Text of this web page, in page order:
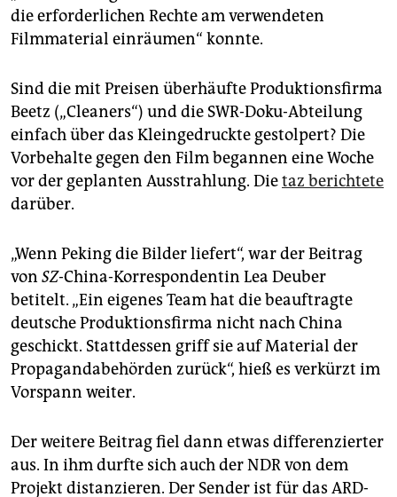
die erforderlichen Rechte am verwendeten
Filmmaterial einräumen“ konnte.
Sind die mit Preisen überhäufte Produktionsfirma
Beetz („Cleaners“) und die SWR-Doku-Abteilung
einfach über das Kleingedruckte gestolpert? Die
Vorbehalte gegen den Film begannen eine Woche
vor der geplanten Ausstrahlung. Dietaz berichtete
darüber.
„Wenn Peking die Bilder liefert“, war der Beitrag
von SZ-China-Korrespondentin Lea Deuber
betitelt. „Ein eigenes Team hat die beauftragte
deutsche Produktionsfirma nicht nach China
geschickt. Stattdessen griff sie auf Material der
Propagandabehörden zurück“, hieß es verkürzt im
Vorspann weiter.
Der weitere Beitrag fiel dann etwas differenzierter
aus. In ihm durfte sich auch der NDR von dem
Projekt distanzieren. Der Sender ist für das ARD-